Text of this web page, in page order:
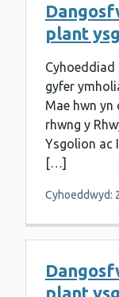
plant
Cyhoeddiad
gyfer
Mae hwn
rhwng y
Ysgolion ac
[…]
Cyhoeddwyd:
plant